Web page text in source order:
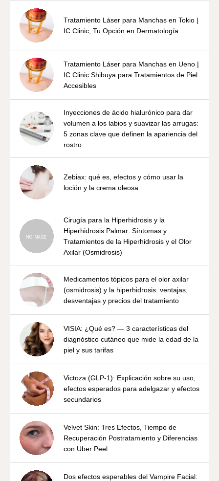
Tratamiento Láser para Manchas en Tokio |
IC Clinic, Tu Opción en Dermatología
Tratamiento Láser para Manchas en Ueno |
IC Clinic Shibuya para Tratamientos de Piel
Accesibles
Inyecciones de ácido hialurónico para dar
volumen a los labios y suavizar las arrugas:
5 zonas clave que definen la apariencia del
rostro
Zebiax: qué es, efectos y cómo usar la
loción y la crema oleosa
Cirugía para la Hiperhidrosis y la
Hiperhidrosis Palmar: Síntomas y
Tratamientos de la Hiperhidrosis y el Olor
Axilar (Osmidrosis)
Medicamentos tópicos para el olor axilar
(osmidrosis) y la hiperhidrosis: ventajas,
desventajas y precios del tratamiento
VISIA: ¿Qué es? — 3 características del
diagnóstico cutáneo que mide la edad de la
piel y sus tarifas
Victoza (GLP-1): Explicación sobre su uso,
efectos esperados para adelgazar y efectos
secundarios
Velvet Skin: Tres Efectos, Tiempo de
Recuperación Postratamiento y Diferencias
con Uber Peel
Dos efectos esperables del Vampire Facial: